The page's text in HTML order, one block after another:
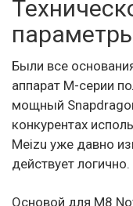
Были все
аппарат M-серии
мощный
конкурентах
Meizu уже давно
действует логично.
Основой для M8